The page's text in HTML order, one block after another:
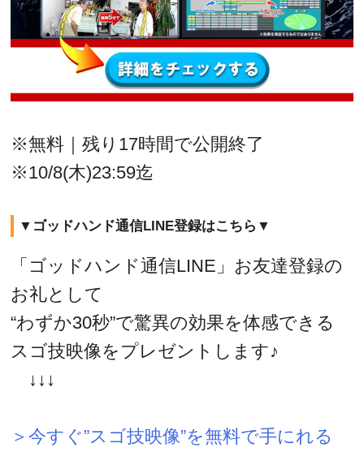
※無料｜残り17時間で公開終了
※10/8(木)23:59迄
▼ゴッドハンド通信LINE登録はこちら▼
「ゴッドハンド通信LINE」お友達登録の
お礼として
“わずか30秒”で驚異の効果を体感できる
スゴ技映像をプレゼントします♪
↓↓↓
＞今すぐ”スゴ技映像”を無料で手にれる